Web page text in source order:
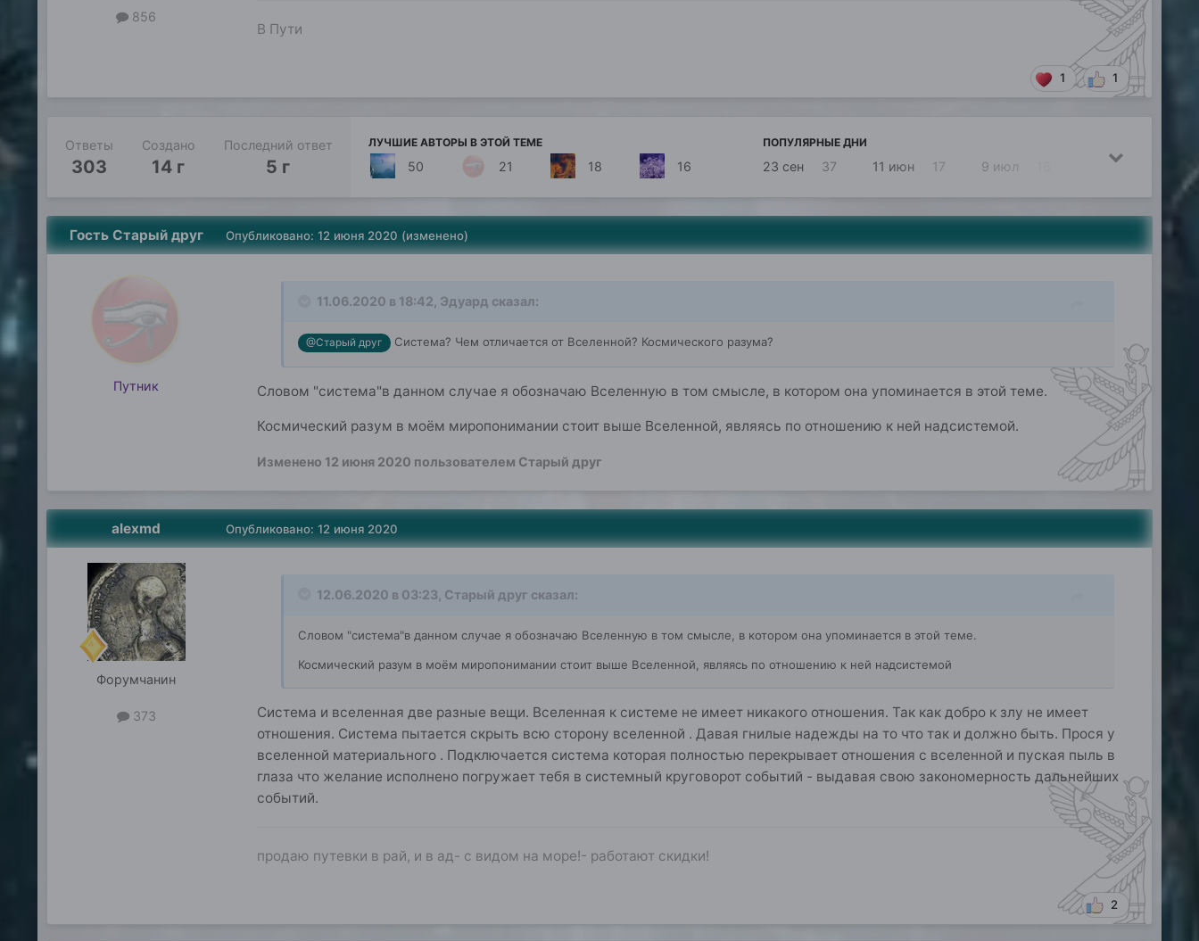
856
1 1
В Пути
Ответы
303
Создано
14 г
Последний ответ
5 г
ЛУЧШИЕ АВТОРЫ В ЭТОЙ ТЕМЕ
50 21 18 16
ПОПУЛЯРНЫЕ ДНИ
23 сен 37 11 июн 17 9 июл 10 июн
Гость Старый друг
Путник
Опубликовано: 12 июня 2020 (изменено)
11.06.2020 в 18:42, Эдуард сказал:
@Старый друг Система? Чем отличается от Вселенной? Космического разума?
Словом "система"в данном случае я обозначаю Вселенную в том смысле, в котором она упоминается в этой теме.
Космический разум в моём миропонимании стоит выше Вселенной, являясь по отношению к ней надсистемой.
Изменено 12 июня 2020 пользователем Старый друг
alexmd
Форумчанин
373
Опубликовано: 12 июня 2020
12.06.2020 в 03:23, Старый друг сказал:
Словом "система"в данном случае я обозначаю Вселенную в том смысле, в котором она упоминается в этой теме.
Космический разум в моём миропонимании стоит выше Вселенной, являясь по отношению к ней надсистемой
Система и вселенная две разные вещи. Вселенная к системе не имеет никакого отношения. Так как добро к злу не имеет
отношения. Система пытается скрыть всю сторону вселенной . Давая гнилые надежды на то что так и должно быть. Прося у
вселенной материального . Подключается система которая полностью перекрывает отношения с вселенной и пуская пыль в
глаза что желание исполнено погружает тебя в системный круговорот событий - выдавая свою закономерность дальнейших
событий.
2
продаю путевки в рай, и в ад- с видом на море!- работают скидки!